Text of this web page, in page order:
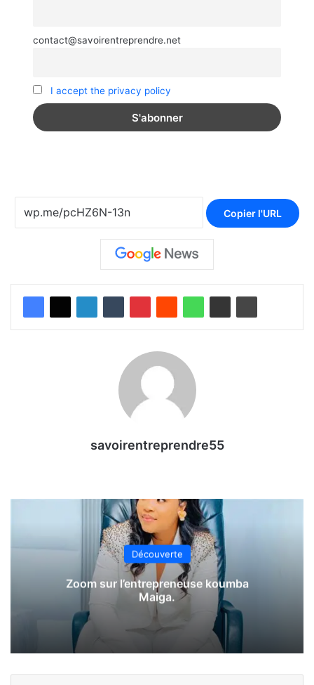
contact@savoirentreprendre.net
I accept the privacy policy
Copier l'URL
savoirentreprendre55
Découverte
Zoom sur l’entrepreneuse koumba
Maiga.